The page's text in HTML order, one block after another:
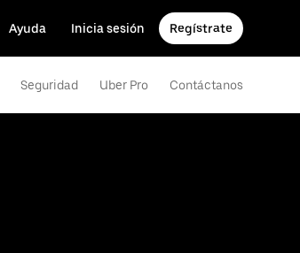
Ayuda Inicia sesión Regístrate
Seguridad Uber Pro Contáctanos